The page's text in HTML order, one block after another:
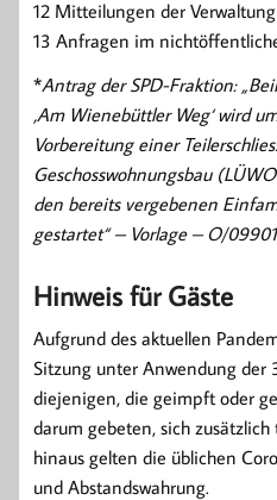
12 Mitteilungen der
13 Anfragen im
*Antrag der SPD-Fraktion:
‚Am Wienebüttler Weg‘ wird
Vorbereitung einer
Geschosswohnungsbau
den bereits vergebenen
gestartet“ – Vorlage – O/
Hinweis für Gäste
Aufgrund des aktuellen
Sitzung unter Anwendung der
diejenigen, die geimpft oder
darum gebeten, sich
hinaus gelten die üblichen
und Abstandswahrung.